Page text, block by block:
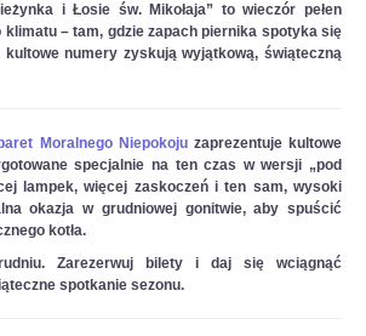
i Łosie św. Mikołaja” to wieczór pełen
klimatu – tam, gdzie zapach piernika spotyka się
numery zyskują wyjątkową, świąteczną
Moralnego Niepokojuzaprezentuje kultowe
specjalnie na ten czas w wersji „pod
lampek, więcej zaskoczeń i ten sam, wysoki
okazja w grudniowej gonitwie, aby spuścić
kotła.
. Zarezerwuj bilety i daj się wciągnąć
spotkanie sezonu.